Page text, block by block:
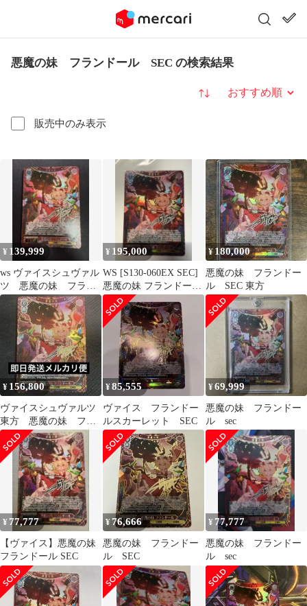
悪魔の妹 フランドール SEC の検索結果
販売中のみ表示
並び替え
¥ 139,999
ws ヴァイスシュヴァル
ツ 悪魔の妹 フラン
ドール SEC サイン
¥ 195,000
WS [S130-060EX SEC]
悪魔の妹 フランドール
SEC
¥180,000
悪魔の妹 フランドー
ル SEC 東方
¥ 156,800
ヴァイスシュヴァルツ
東方 悪魔の妹 フラ
ンドール SEC サイン
¥85,555
ヴァイス フランドー
ルスカーレット SEC
¥69,999
悪魔の妹 フランドー
ル sec
¥ 77,777
【ヴァイス】悪魔の妹
フランドール SEC
¥76,666
悪魔の妹 フランドー
ル SEC
¥ 77,777
悪魔の妹 フランドー
ル sec